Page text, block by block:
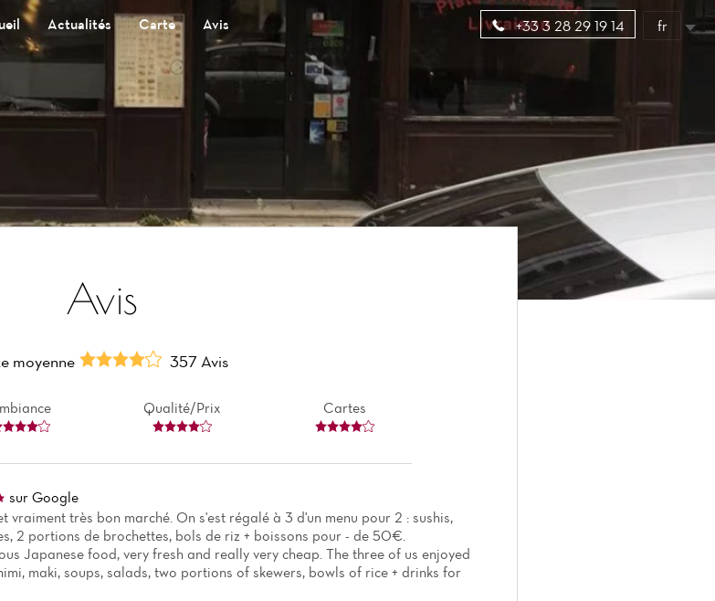
Actualités Carte Avis +33 3 28 29 19 14 fr
Avis
moyenne 357 Avis
Qualité/Prix Cartes
sur Google
vraiment très bon marché. On s'est régalé à 3 d'un menu pour 2 : sushis,
2 portions de brochettes, bols de riz + boissons pour - de 50€.
Japanese food, very fresh and really very cheap. The three of us enjoyed
maki, soups, salads, two portions of skewers, bowls of rice + drinks for